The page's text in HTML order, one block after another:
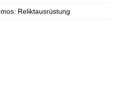
Reliktausrüstung